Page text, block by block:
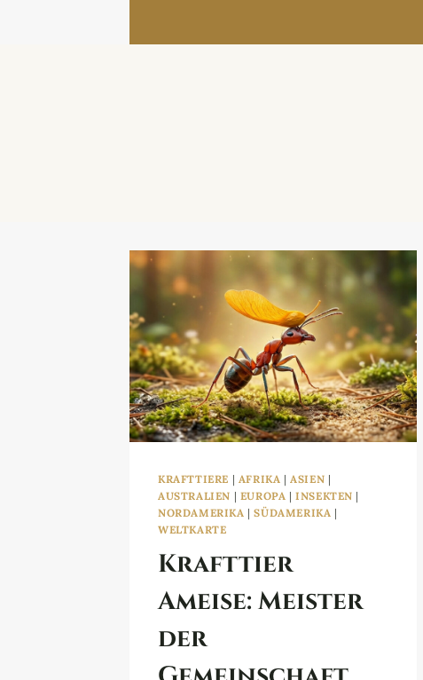
KRAFTTIERE | AFRIKA |ASIEN |
AUSTRALIEN | EUROPA |INSEKTEN |
NORDAMERIKA |SÜDAMERIKA |
WELTKARTE
Krafttier
Ameise: Meister
der